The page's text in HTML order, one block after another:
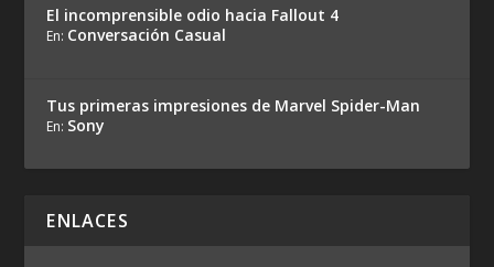
El incomprensible odio hacia Fallout 4
En: Conversación Casual
Tus primeras impresiones de Marvel Spider-Man
En: Sony
ENLACES